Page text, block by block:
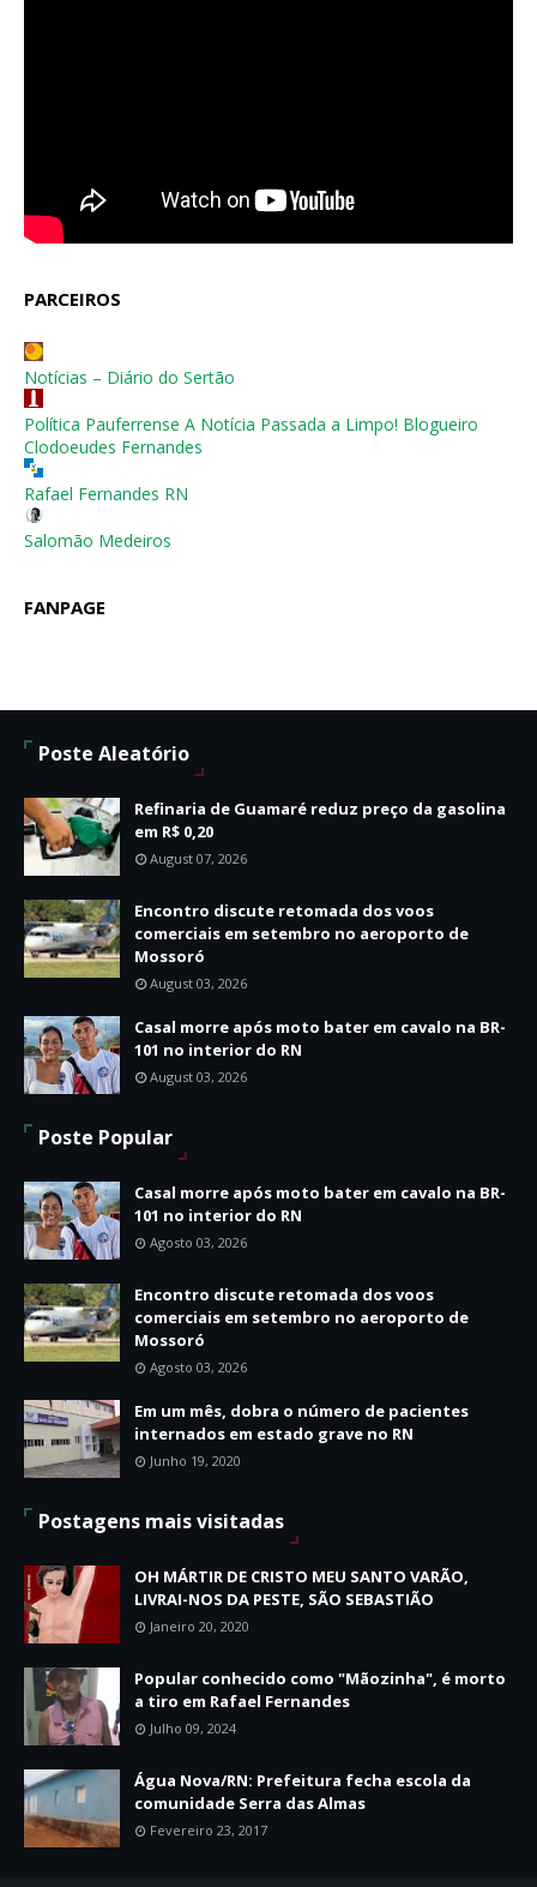
PARCEIROS
Notícias – Diário do Sertão
Política Pauferrense A Notícia Passada a Limpo! Blogueiro
Clodoeudes Fernandes
Rafael Fernandes RN
Salomão Medeiros
FANPAGE
Poste Aleatório
Refinaria de Guamaré reduz preço da gasolina
em R$ 0,20
August 07, 2026
Encontro discute retomada dos voos
comerciais em setembro no aeroporto de
Mossoró
August 03, 2026
Casal morre após moto bater em cavalo na BR-
101 no interior do RN
August 03, 2026
Poste Popular
Casal morre após moto bater em cavalo na BR-
101 no interior do RN
Agosto 03, 2026
Encontro discute retomada dos voos
comerciais em setembro no aeroporto de
Mossoró
Agosto 03, 2026
Em um mês, dobra o número de pacientes
internados em estado grave no RN
Junho 19, 2020
Postagens mais visitadas
OH MÁRTIR DE CRISTO MEU SANTO VARÃO,
LIVRAI-NOS DA PESTE, SÃO SEBASTIÃO
Janeiro 20, 2020
Popular conhecido como "Mãozinha", é morto
a tiro em Rafael Fernandes
Julho 09, 2024
Água Nova/RN: Prefeitura fecha escola da
comunidade Serra das Almas
Fevereiro 23, 2017